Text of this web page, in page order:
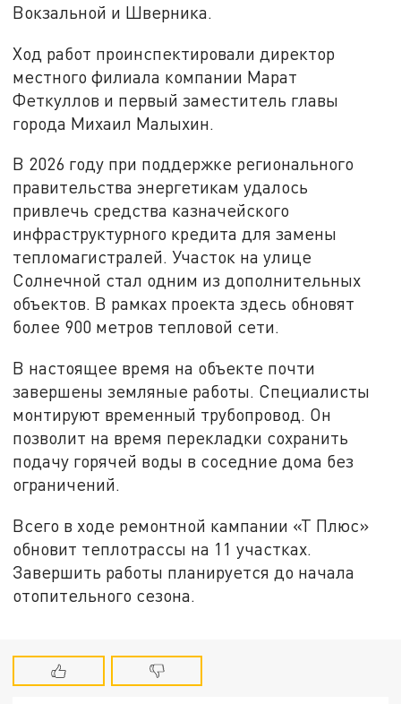
Вокзальной и Шверника.
Ход работ проинспектировали директор
местного филиала компании Марат
Феткуллов и первый заместитель главы
города Михаил Малыхин.
В 2026 году при поддержке регионального
правительства энергетикам удалось
привлечь средства казначейского
инфраструктурного кредита для замены
тепломагистралей. Участок на улице
Солнечной стал одним из дополнительных
объектов. В рамках проекта здесь обновят
более 900 метров тепловой сети.
В настоящее время на объекте почти
завершены земляные работы. Специалисты
монтируют временный трубопровод. Он
позволит на время перекладки сохранить
подачу горячей воды в соседние дома без
ограничений.
Всего в ходе ремонтной кампании «Т Плюс»
обновит теплотрассы на 11 участках.
Завершить работы планируется до начала
отопительного сезона.